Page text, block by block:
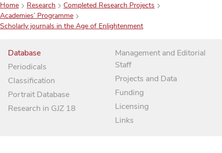
Home Research
Completed Research Projects
Academies’ Programme
Scholarly journals in the Age of Enlightenment
Database
Periodicals
Classification
Portrait Database
Research in GJZ 18
Management and Editorial
Staff
Projects and Data
Funding
Licensing
Links